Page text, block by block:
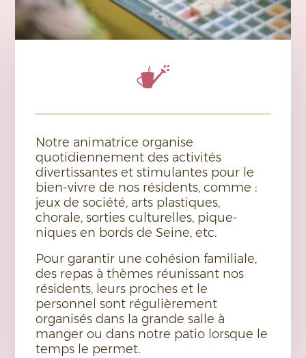
Notre animatrice organise
quotidiennement des activités
divertissantes et stimulantes pour le
bien-vivre de nos résidents, comme :
jeux de société, arts plastiques,
chorale, sorties culturelles, pique-
niques en bords de Seine, etc.
Pour garantir une cohésion familiale,
des repas à thèmes réunissant nos
résidents, leurs proches et le
personnel sont régulièrement
organisés dans la grande salle à
manger ou dans notre patio lorsque le
temps le permet.